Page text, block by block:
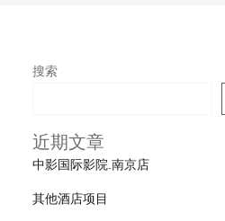
搜索
近期文章
中影国际影院.南京店
其他酒店项目